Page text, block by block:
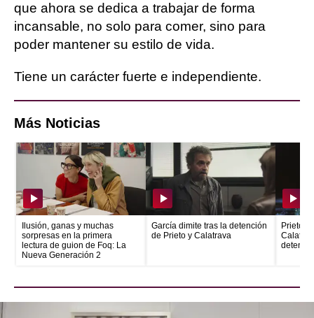
que ahora se dedica a trabajar de forma
incansable, no solo para comer, sino para
poder mantener su estilo de vida.
Tiene un carácter fuerte e independiente.
Más Noticias
Ilusión, ganas y muchas
sorpresas en la primera
lectura de guion de Foq: La
Nueva Generación 2
García dimite tras la detención
de Prieto y Calatrava
Prieto